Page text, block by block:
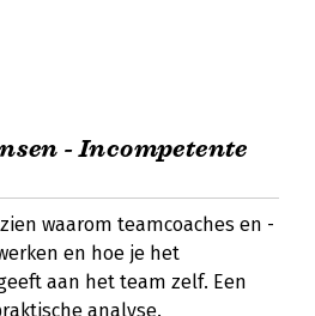
- Incompetente
waarom teamcoaches en -
en hoe je het
aan het team zelf. Een
analyse.